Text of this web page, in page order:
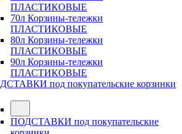
ПЛАСТИКОВЫЕ
70л Корзины-тележки
ПЛАСТИКОВЫЕ
80л Корзины-тележки
ПЛАСТИКОВЫЕ
90л Корзины-тележки
ПЛАСТИКОВЫЕ
под покупательские корзинки
ПОДСТАВКИ под покупательские